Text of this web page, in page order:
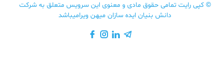
© کپی رایت تمامی حقوق مادی و معنوی این سرویس متعلق به شرکت
دانش بنیان ایده سازان میهن ویرامیباشد